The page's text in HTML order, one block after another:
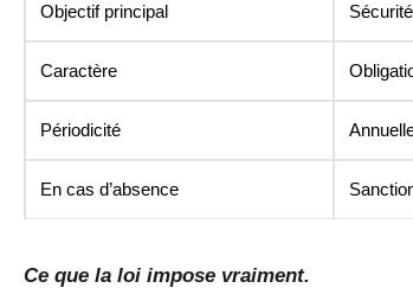
Objectif principal
Caractère
Périodicité
En cas d’absence
Ce que la loi impose vraiment.